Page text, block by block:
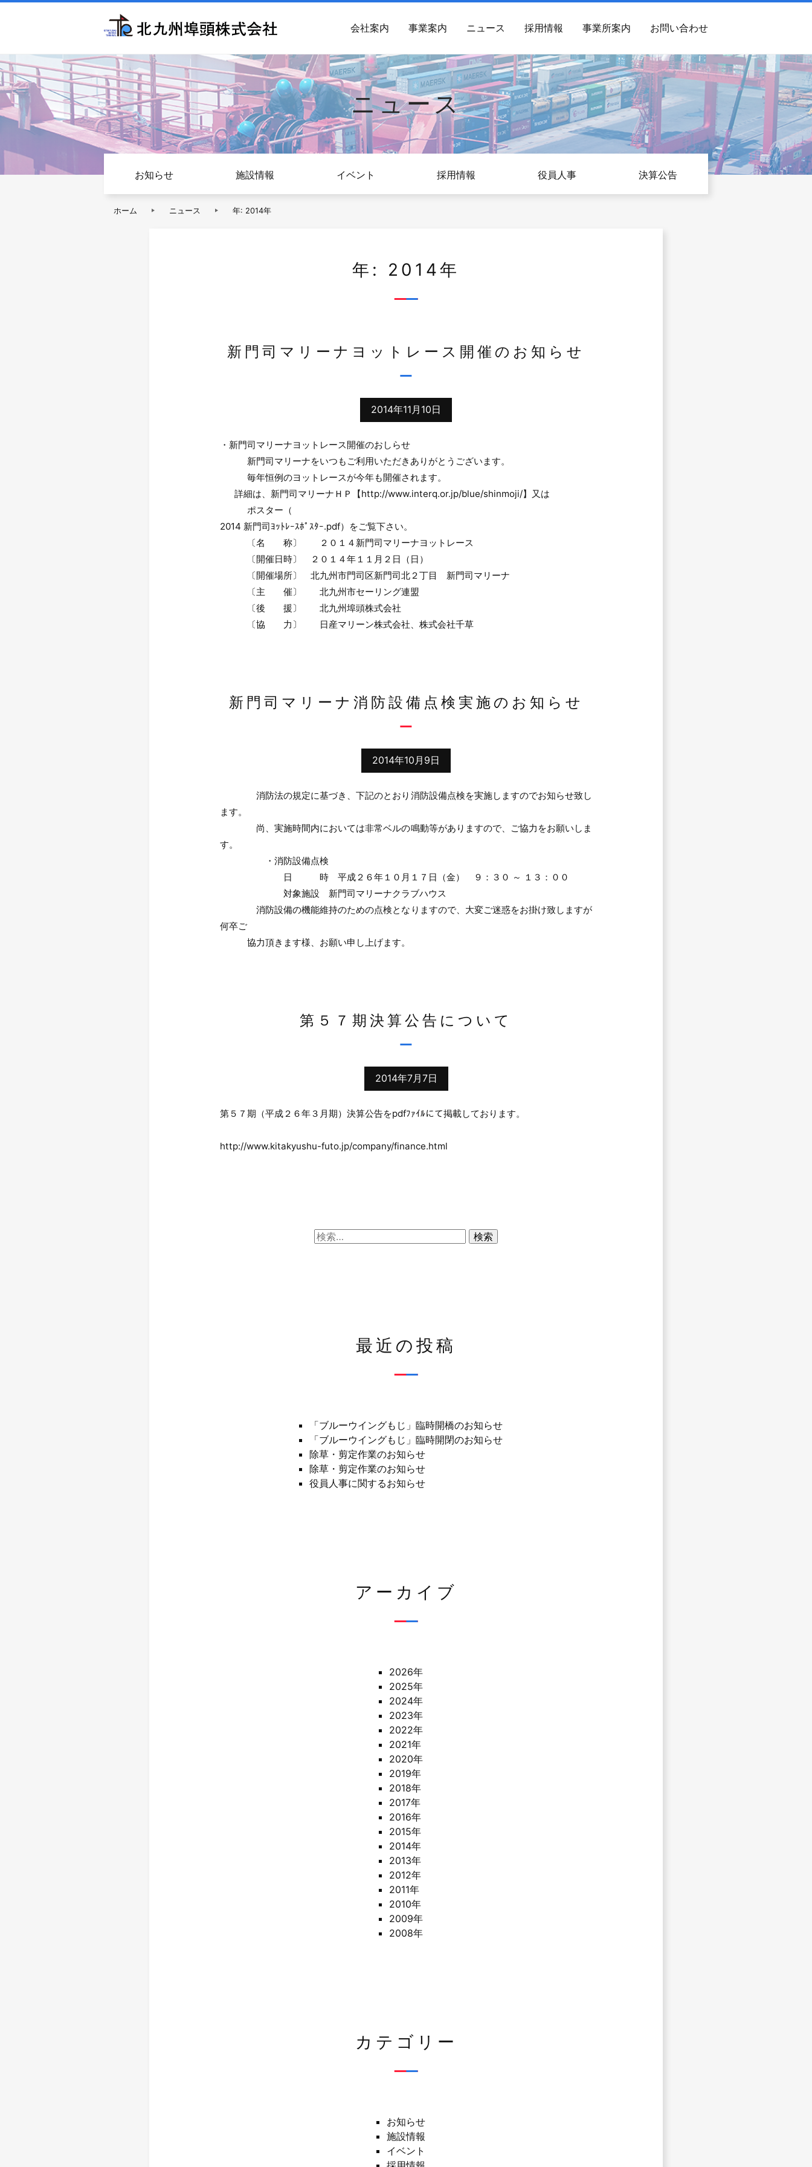
会社案内 事業案内 ニュース 採用情報 事業所案内 お問い合わせ
ニュース
お知らせ 施設情報 イベント 採用情報 役員人事 決算公告
ホーム ニュース 年: 2014年
年: 2014年
新門司マリーナヨットレース開催のお知らせ
2014年11月10日
・新門司マリーナヨットレース開催のおしらせ
新門司マリーナをいつもご利用いただきありがとうございます。
毎年恒例のヨットレースが今年も開催されます。
詳細は、新門司マリーナＨＰ【http://www.interq.or.jp/blue/shinmoji/】又は
ポスター（
2014 新門司ﾖｯﾄﾚｰｽﾎﾟｽﾀｰ.pdf）をご覧下さい。
〔名 称〕 ２０１４新門司マリーナヨットレース
〔開催日時〕 ２０１４年１１月２日（日）
〔開催場所〕 北九州市門司区新門司北２丁目 新門司マリーナ
〔主 催〕 北九州市セーリング連盟
〔後 援〕 北九州埠頭株式会社
〔協 力〕 日産マリーン株式会社、株式会社千草
新門司マリーナ消防設備点検実施のお知らせ
2014年10月9日
消防法の規定に基づき、下記のとおり消防設備点検を実施しますのでお知らせ致し
ます。
尚、実施時間内においては非常ベルの鳴動等がありますので、ご協力をお願いしま
す。
・消防設備点検
日 時 平成２６年１０月１７日（金） ９：３０ ～ １３：００
対象施設 新門司マリーナクラブハウス
消防設備の機能維持のための点検となりますので、大変ご迷惑をお掛け致しますが
何卒ご
協力頂きます様、お願い申し上げます。
第５７期決算公告について
2014年7月7日
第５７期（平成２６年３月期）決算公告をpdfﾌｧｲﾙにて掲載しております。
http://www.kitakyushu-futo.jp/company/finance.html
検
最近の投稿
「ブルーウイングもじ」臨時開橋のお知らせ
「ブルーウイングもじ」臨時開閉のお知らせ
除草・剪定作業のお知らせ
除草・剪定作業のお知らせ
役員人事に関するお知らせ
アーカイブ
2026年
2025年
2024年
2023年
2022年
2021年
2020年
2019年
2018年
2017年
2016年
2015年
2014年
2013年
2012年
2011年
2010年
2009年
2008年
カテゴリー
お知らせ
施設情報
イベント